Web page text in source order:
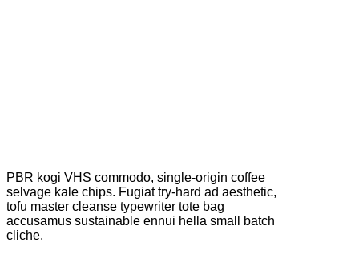
PBR kogi VHS commodo, single-origin coffee
selvage kale chips. Fugiat try-hard ad aesthetic,
tofu master cleanse typewriter tote bag
accusamus sustainable ennui hella small batch
cliche.